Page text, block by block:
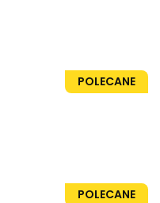
POLECANE
1h 28min
POLECANE73str